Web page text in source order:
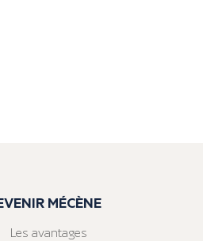
MÉCÈNE
Les avantages